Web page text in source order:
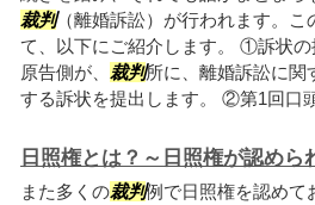
裁判（離婚訴訟）が行われます。こ
て、以下にご紹介します。 ①訴状の
原告側が、 裁判所に、離婚訴訟に関
する訴状を提出します。 ②第1回口
日照権とは？～日照権が認めら
また多くの裁判例で日照権を認めて